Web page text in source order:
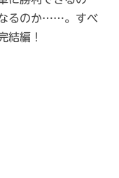
なるのか……。すべ
結編！